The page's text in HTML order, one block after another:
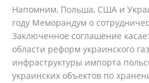
Напомним, Польша, США и
году Меморандум о
Заключенное соглашение
области реформ украинского
инфраструктуры импорта
украинских объектов по